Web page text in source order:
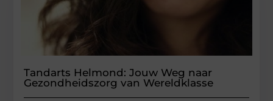
Tandarts Helmond: Jouw Weg naar
Gezondheidszorg van Wereldklasse